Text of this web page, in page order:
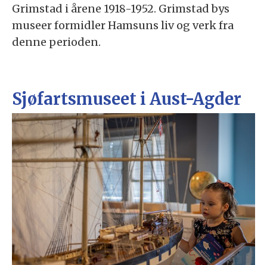
Grimstad i årene 1918-1952. Grimstad bys
museer formidler Hamsuns liv og verk fra
denne perioden.
Sjøfartsmuseet i Aust-Agder